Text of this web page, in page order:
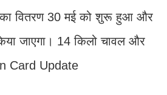
वितरण 30 मई को शुरू हुआ और
जाएगा। 14 किलो चावल और
Card Update